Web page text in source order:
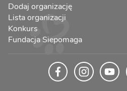
Dodaj organizację
Lista organizacji
Konkurs
Fundacja Siepomaga